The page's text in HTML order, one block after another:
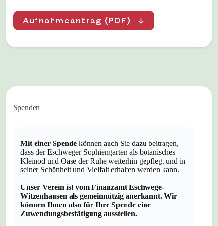
Aufnahmeantrag (PDF)
Spenden
Mit einer Spendekönnen auch Sie dazu beitragen,
dass der Eschweger Sophiengarten als botanisches
Kleinod und Oase der Ruhe weiterhin gepflegt und in
seiner Schönheit und Vielfalt erhalten werden kann.
Unser Verein ist vom Finanzamt Eschwege-
Witzenhausen als gemeinnützig anerkannt. Wir
können Ihnen also für Ihre Spende eine
Zuwendungsbestätigung ausstellen.